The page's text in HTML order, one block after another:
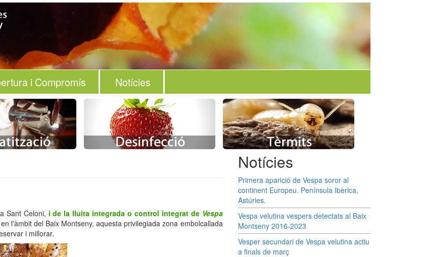
i Compromís Notícies
Sant Celoni, i de la lluita integrada o control integrat de Vespa
l'àmbit del Baix Montseny, aquesta privilegiada zona embolcallada
i millorar.
Notícies
Primera aparició de Vespa soror al
continent Europeu. Península Ibèrica,
Astúries.
Vespa velutina vespers detectats al Baix
Montseny 2016-2023
Vesper secundari de Vespa velutina actiu
a finals de març